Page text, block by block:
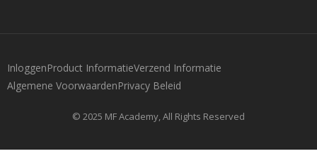
InloggenProduct InformatieVerzend Informatie
Algemene VoorwaardenPrivacy Beleid
© 2025 MF Academy, All Rights Reserved